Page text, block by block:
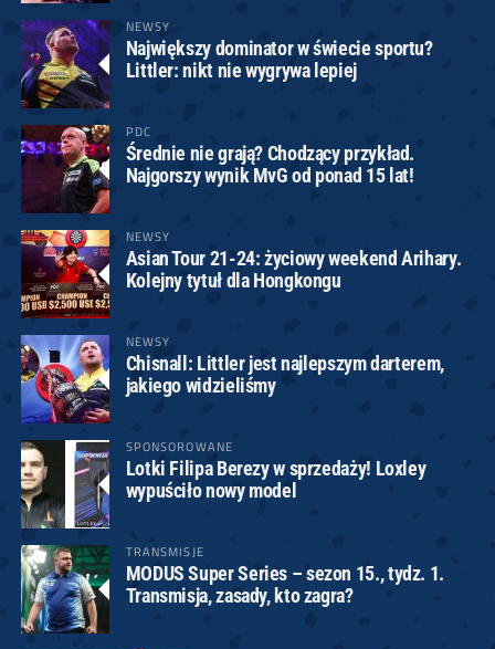
NEWSY
Największy dominator w świecie sportu?
Littler: nikt nie wygrywa lepiej
PDC
Średnie nie grają? Chodzący przykład.
Najgorszy wynik MvG od ponad 15 lat!
NEWSY
Asian Tour 21-24: życiowy weekend Arihary.
Kolejny tytuł dla Hongkongu
NEWSY
Chisnall: Littler jest najlepszym darterem,
jakiego widzieliśmy
SPONSOROWANE
Lotki Filipa Berezy w sprzedaży! Loxley
wypuściło nowy model
TRANSMISJE
MODUS Super Series – sezon 15., tydz. 1.
Transmisja, zasady, kto zagra?